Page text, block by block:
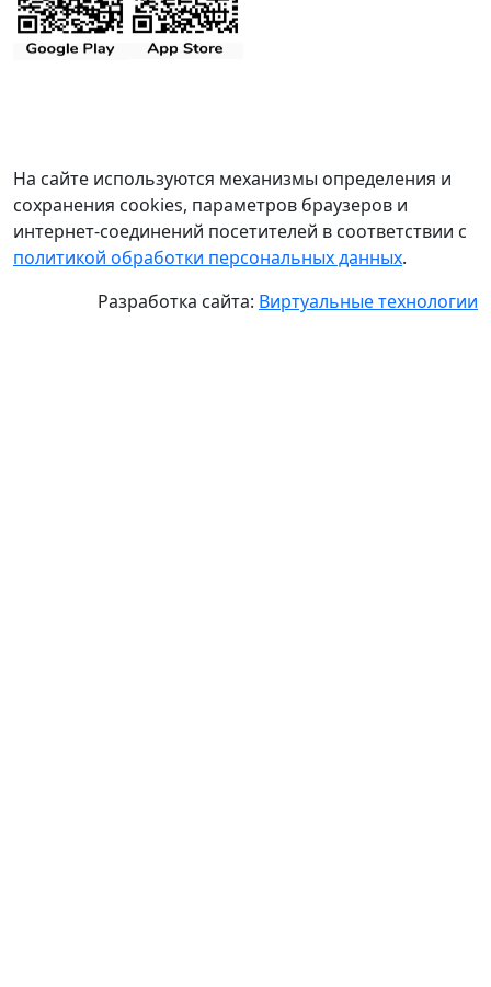
На сайте используются механизмы определения и
сохранения cookies, параметров браузеров и
интернет-соединений посетителей в соответствии с
политикой обработки персональных данных.
Разработка сайта: Виртуальные технологии